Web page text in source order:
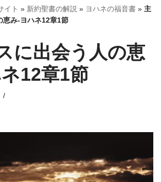
イト » 新約聖書の解説 » ヨハネの福音書 » 主
恵み-ヨハネ12章1節
に出会う人の恵
12章1節